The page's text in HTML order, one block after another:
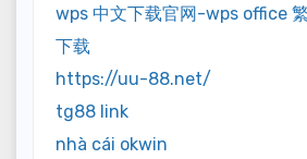
wps 中文下载官网-wps office
下载
https://uu-88.net/
tg88 link
nhà cái okwin